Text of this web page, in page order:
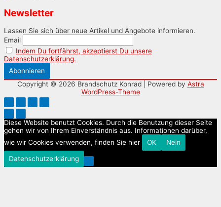
Newsletter
Lassen Sie sich über neue Artikel und Angebote informieren.
Email
Indem Du fortfährst, akzeptierst Du unsere
Datenschutzerklärung.
Copyright © 2026 Brandschutz Konrad| Powered by Astra
WordPress-Theme
Diese Website benutzt Cookies. Durch die Benutzung dieser Seite
gehen wir von Ihrem Einverständnis aus. Informationen darüber,
wie wir Cookies verwenden, finden Sie hier
OK Nein
Datenschutzerklärung